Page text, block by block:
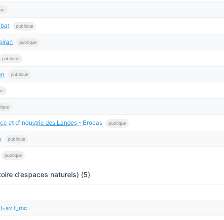
publique
publique
publique
publique
et d'Industrie des Landes - Brocas publique
publique
publique
d’espaces naturels) (5)
avit_mc